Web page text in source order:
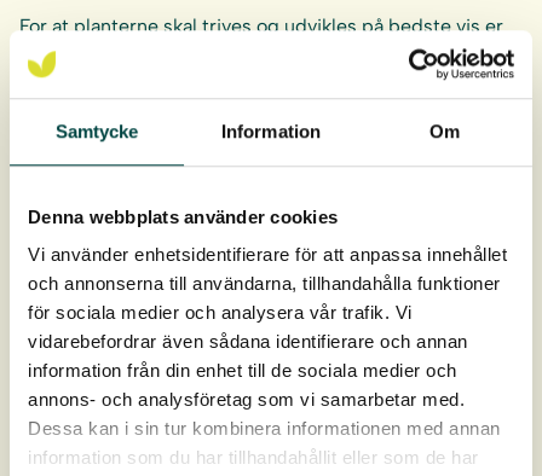
Samtycke Information Om
Denna webbplats använder cookies
Vi använder enhetsidentifierare för att anpassa innehållet
och annonserna till användarna, tillhandahålla funktioner
för sociala medier och analysera vår trafik. Vi
vidarebefordrar även sådana identifierare och annan
information från din enhet till de sociala medier och
annons- och analysföretag som vi samarbetar med.
Dessa kan i sin tur kombinera informationen med annan
information som du har tillhandahållit eller som de har
For at planterne skal trives og udvikles på bedste vis er
det vigtigt at plante planterne på rette niveau i forhold til
middelvandstanden. Se
plante- og plejevejledning.
Rodklumpen er 9 cm dyb og 4 cm i diameter.
Planterne leveres i bakker af 40 stk.
Levering: April-oktober